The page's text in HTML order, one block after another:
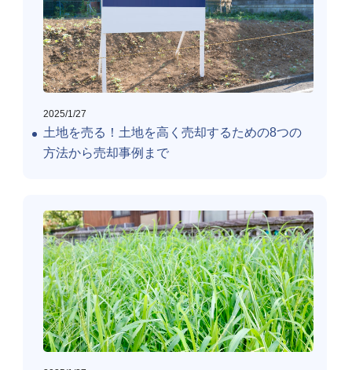
2025/1/27
土地を売る！土地を高く売却するための8つの
方法から売却事例まで